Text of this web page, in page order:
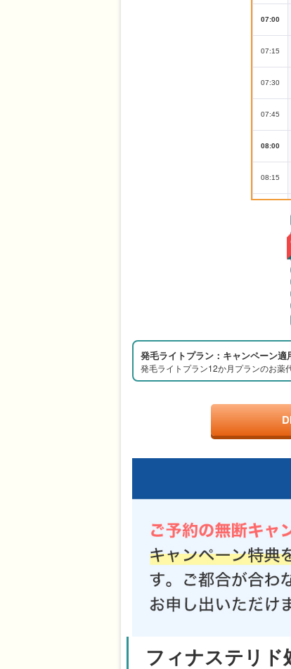
発毛ライトプラン：キャンペーン適
発毛ライトプラン12か月プランのお薬
フィナステリ